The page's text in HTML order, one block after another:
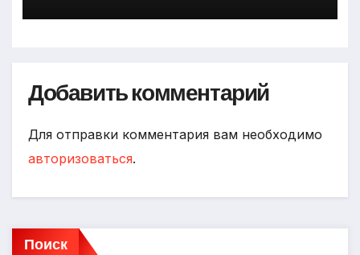
Добавить комментарий
Для отправки комментария вам необходимо
авторизоваться.
Поиск